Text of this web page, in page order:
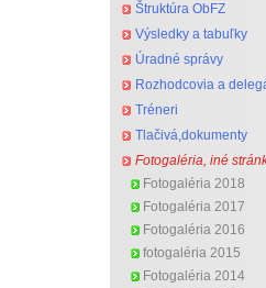
Štruktúra ObFZ
Výsledky a tabuľky
Úradné správy
Rozhodcovia a
Tréneri
Tlačivá,dokumenty
Fotogaléria, iné
Fotogaléria 2018
Fotogaléria 2017
Fotogaléria 2016
fotogaléria 2015
Fotogaléria 2014